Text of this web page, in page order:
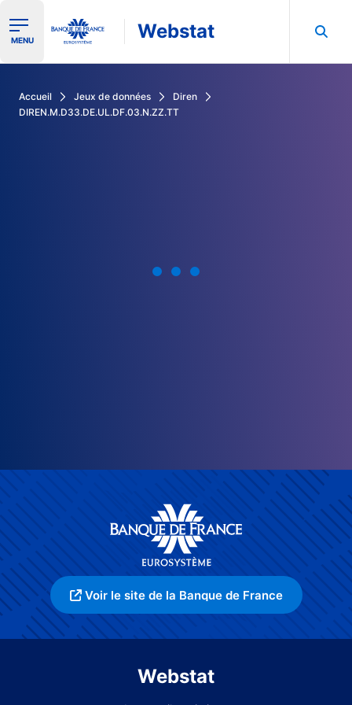
Ouvrir le menu de navigation
MENU Webstat
Accueil Jeux de données
Diren
DIREN.M.D33.DE.UL.DF.03.N.ZZ.TT
Voir le site de la Banque de France
Webstat